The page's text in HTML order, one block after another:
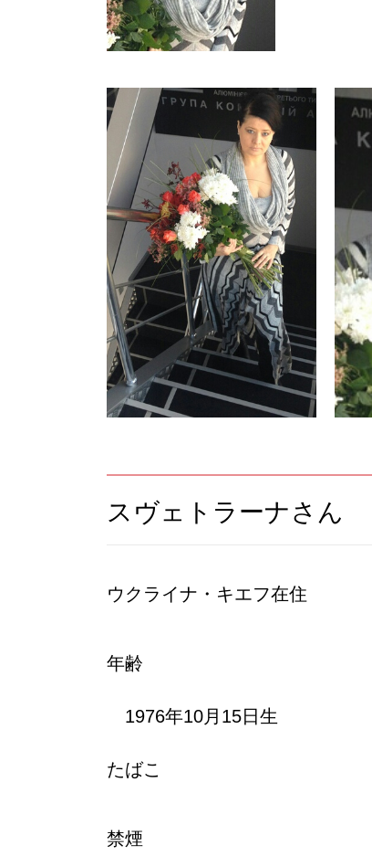
スヴェトラーナさん
ウクライナ・キエフ在住
年齢
1976年10月15日生
たばこ
禁煙